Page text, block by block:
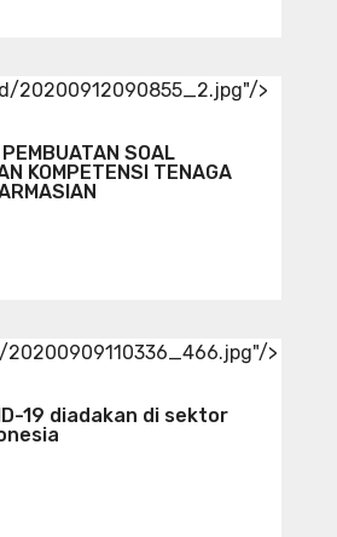
20200912090855_2.jpg"/>
SOAL
KOMPETENSI TENAGA
>
19 diadakan di sektor